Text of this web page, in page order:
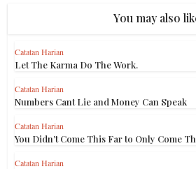
You may also
Catatan Harian
Let The Karma Do The Work.
Catatan Harian
Numbers Cant Lie and Money Can Speak
Catatan Harian
You Didn’t Come This Far to Only Come
Catatan Harian